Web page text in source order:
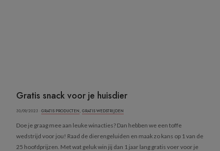
Gratis snack voor je huisdier
30/09/2023 ·GRATIS PRODUCTEN, GRATIS WEDSTRIJDEN
Doe je graag mee aan leuke winacties? Dan hebben we een toffe
wedstrijd voor jou! Raad de dierengeluiden en maak zo kans op 1 van de
25 hoofdprijzen. Met wat geluk win jij dan 1 jaar lang gratis voer voor je